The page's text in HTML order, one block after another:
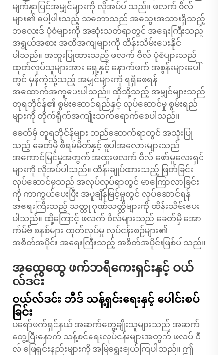
မျက်နှာပြင်အမျှင်များကို လိုအပ်ပါသည်။ ဖလက် ဝီလ်
များ၏ ပေါ့ပါးသည့် သဘောသည် အသွေးအသားရှိသည့်
ဘလေးဒ် ပုံစံများကို အဆုံးသတ်ရာတွင် အရေးကြီးသည့်
အရွယ်အစား အတိအကျများကို ထိန်းသိမ်းပေးနိုင်
ပါသည်။ အထူးပြုထားသည့် ဖလက် ဝီလ် ပုံစံများသည်
ထုတ်လုပ်သူများအား ရှေ့နှင့် နောက်ဖက် အစွန်းများပေါ်
တွင် မှန်ကဲ့သို့သည့် အမျှင်များကို ရရှိစေရန်
အထောက်အကူပေးပါသည်။ ထိုသို့သည့် အမျှင်များသည်
တူရဘိုင်န်၏ စွမ်းဆောင်ရည်နှင့် လုပ်ဆောင်မှု စွမ်းရည်
များကို တိုက်ရိုက်အကျိုးသက်ရောက်စေပါသည်။
ခေတ်မှီ တူရဘိုင်န်များ တည်ဆောက်ရာတွင် အသုံးပြု
သည့် ခေတ်မှီ စီရမ်မိတ်နှင့် စူပါအလေားများသည်
အကောင်မြင်မှုအတွက် အထူးဖလက် ဝီလ် ဖော်မူလေးရှင်
များကို လိုအပ်ပါသည်။ ထိန်းချုပ်ထားသည့် ဖြတ်ခြင်း
လုပ်ဆောင်မှုသည် အလုပ်လုပ်ရာတွင် မာကြောလာခြင်း
ကို ကာကွယ်ပေးပြီး အပူချိန်မြင့်မှုတွင် လုပ်ဆောင်ရန်
အရေးကြီးသည့် သတ္တု ဂုဏ်သတ္တိများကို ထိန်းသိမ်းပေး
ပါသည်။ ထို့ကြောင့် ဖလက် ဝီလ်များသည် ခေတ်မှီ အော
က်မ်ဗ်် စနစ်များ ထုတ်လုပ်မှု လုပ်ငန်းစဉ်များ၏
အစိတ်အပိုင်း အရေးကြီးသည့် အစိတ်အပိုင်းဖြစ်ပါသည်။
အထွေထွေ ဖက်ဘရီကေးရှင်းနှင့် ဝယ်
လ်ဒင်း
ဝယ်လ်ဒင်း ဘီဒ် သန့်ရှင်းရေးနှင့် ပေါင်းစပ်
ခြင်း
ပရော်ဖက်ရှင်နယ် အဆက်တွေ့ချိုးသူများသည် အဆက်
တွေ့ပြီးနောက် သန့်စင်ရေးလုပ်ငန်းများအတွက် ဖလပ် ဝီ
လ် ဖြေရှင်းနည်းများကို အမြဲရွေးချယ်ကြပါသည်။ ဤ